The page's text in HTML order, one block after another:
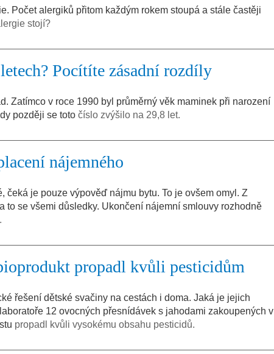
Počet alergiků přitom každým rokem stoupá a stále častěji
stojí?
Pocítíte zásadní rozdíly
Zatímco v roce 1990 byl průměrný věk maminek při narození
později se toto číslo zvýšilo na 29,8 let.
nájemného
čeká je pouze výpověď nájmu bytu. To je ovšem omyl. Z
to se všemi důsledky. Ukončení nájemní smlouvy rozhodně
propadl kvůli pesticidům
řešení dětské svačiny na cestách i doma. Jaká je jejich
12 ovocných přesnídávek s jahodami zakoupených v
propadl kvůli vysokému obsahu pesticidů.